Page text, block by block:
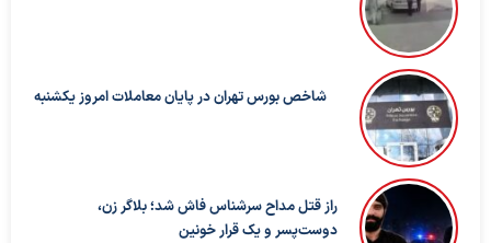
شاخص بورس تهران در پایان معاملات امروز یکشنبه
راز قتل مداح سرشناس فاش شد؛ بلاگر زن،
دوست‌پسر و یک قرار خونین